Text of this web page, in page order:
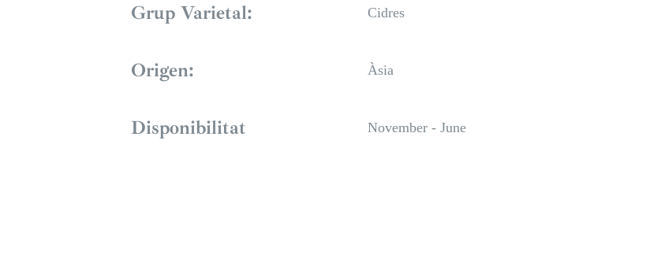
Grup Varietal: Cidres
Origen: Àsia
Disponibilitat November - June